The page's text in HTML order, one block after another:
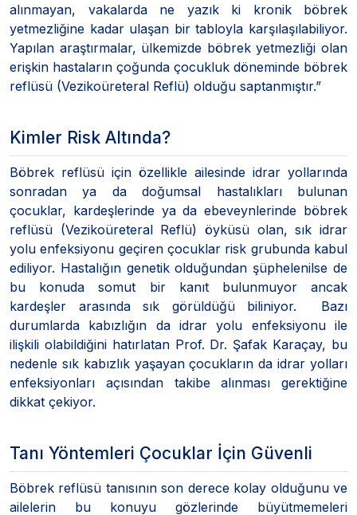
alınmayan, vakalarda ne yazık ki kronik böbrek
yetmezliğine kadar ulaşan bir tabloyla karşılaşılabiliyor.
Yapılan araştırmalar, ülkemizde böbrek yetmezliği olan
erişkin hastaların çoğunda çocukluk döneminde böbrek
reflüsü (Vezikoüreteral Reflü) olduğu saptanmıştır.”
Kimler Risk Altında?
Böbrek reflüsü için özellikle ailesinde idrar yollarında
sonradan ya da doğumsal hastalıkları bulunan
çocuklar, kardeşlerinde ya da ebeveynlerinde böbrek
reflüsü (Vezikoüreteral Reflü) öyküsü olan, sık idrar
yolu enfeksiyonu geçiren çocuklar risk grubunda kabul
ediliyor. Hastalığın genetik olduğundan şüphelenilse de
bu konuda somut bir kanıt bulunmuyor ancak
kardeşler arasında sık görüldüğü biliniyor. Bazı
durumlarda kabızlığın da idrar yolu enfeksiyonu ile
ilişkili olabildiğini hatırlatan Prof. Dr. Şafak Karaçay, bu
nedenle sık kabızlık yaşayan çocukların da idrar yolları
enfeksiyonları açısından takibe alınması gerektiğine
dikkat çekiyor.
Tanı Yöntemleri Çocuklar İçin Güvenli
Böbrek reflüsü tanısının son derece kolay olduğunu ve
ailelerin bu konuyu gözlerinde büyütmemeleri